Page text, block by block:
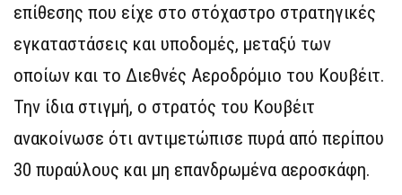
επίθεσης που είχε στο στόχαστρο στρατηγικές
εγκαταστάσεις και υποδομές, μεταξύ των
οποίων και το Διεθνές Αεροδρόμιο του Κουβέιτ.
Την ίδια στιγμή, ο στρατός του Κουβέιτ
ανακοίνωσε ότι αντιμετώπισε πυρά από περίπου
30 πυραύλους και μη επανδρωμένα αεροσκάφη.